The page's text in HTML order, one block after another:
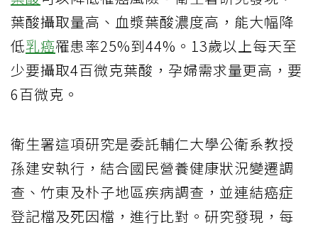
葉酸攝取量高、血漿葉酸濃度高，能大幅降
低乳癌罹患率25%到44%。13歲以上每天至
少要攝取4百微克葉酸，孕婦需求量更高，要
6百微克。
衛生署這項研究是委託輔仁大學公衛系教授
孫建安執行，結合國民營養健康狀況變遷調
查、竹東及朴子地區疾病調查，並連結癌症
登記檔及死因檔，進行比對。研究發現，每